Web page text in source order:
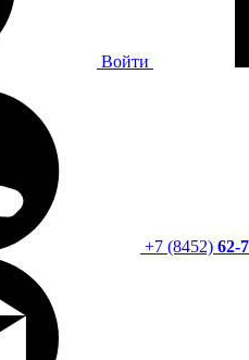
Войти
+7 (8452) 62-